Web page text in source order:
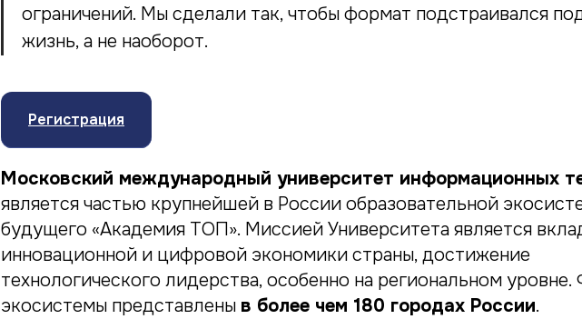
ограничений. Мы сделали так, чтобы формат подстраивался
жизнь, а не наоборот.
Регистрация
Московский международный университет информационных
является частью крупнейшей в России образовательной
будущего «Академия ТОП». Миссией Университета является
инновационной и цифровой экономики страны, достижение
технологического лидерства, особенно на региональном
экосистемы представлены в более чем 180 городах России.